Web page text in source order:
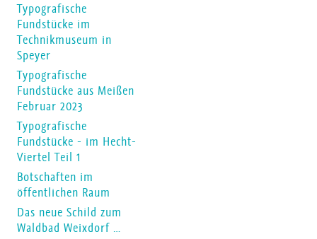
Typografische
Fundstücke im
Technikmuseum in
Speyer
Typografische
Fundstücke aus Meißen
Februar 2023
Typografische
Fundstücke - im Hecht-
Viertel Teil 1
Botschaften im
öffentlichen Raum
Das neue Schild zum
Waldbad Weixdorf …